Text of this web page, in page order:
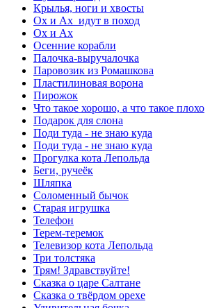
Крылья, ноги и хвосты
Ох и Ах идут в поход
Ох и Ах
Осенние корабли
Палочка-выручалочка
Паровозик из Ромашкова
Пластилиновая ворона
Пирожок
Что такое хорошо, а что такое плохо
Подарок для слона
Поди туда - не знаю куда
Поди туда - не знаю куда
Прогулка кота Лепольда
Беги, ручеёк
Шляпка
Соломенный бычок
Старая игрушка
Телефон
Терем-теремок
Телевизор кота Лепольда
Три толстяка
Трям! Здравствуйте!
Сказка о царе Салтане
Сказка о твёрдом орехе